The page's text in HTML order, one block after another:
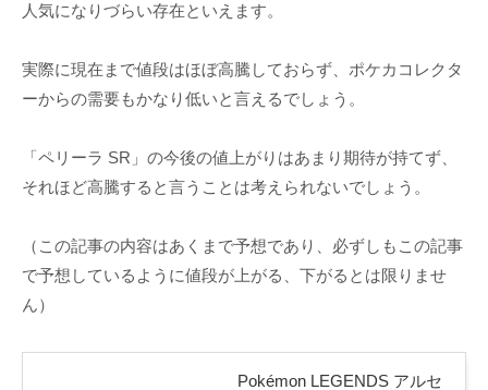
人気になりづらい存在といえます。
実際に現在まで値段はほぼ高騰しておらず、ポケカコレクタ
ーからの需要もかなり低いと言えるでしょう。
「ペリーラ SR」の今後の値上がりはあまり期待が持てず、
それほど高騰すると言うことは考えられないでしょう。
（この記事の内容はあくまで予想であり、必ずしもこの記事
で予想しているように値段が上がる、下がるとは限りませ
ん）
Pokémon LEGENDS アルセ